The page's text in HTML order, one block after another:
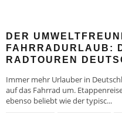
DER
FAHRRADURLAUB:
RADTOUREN
Immer mehr Urlauber in
auf das Fahrrad um.
ebenso beliebt wie der typisc...